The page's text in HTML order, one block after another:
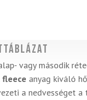
vagy második
fleece anyag kiváló
a nedvességet